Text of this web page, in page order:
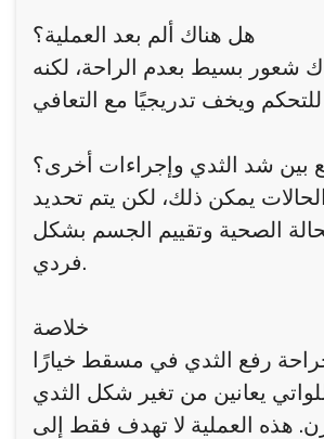
هل هناك ألم بعد العملية؟
شعور بسيط بعدم الراحة، لكنه
بين شد الثدي وإجراءات أخرى؟
يمكن ذلك، لكن يتم تحديد
الصحية وتقييم الجسم بشكل
فردي.
خلاصة
رفع الثدي في مسقط خيارًا
يعانين من تغير شكل الثدي
هذه العملية لا تهدف فقط إلى